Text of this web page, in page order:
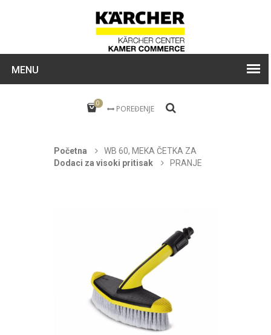
MENU
0
POREĐENJE
Početna
Dodaci za visoki pritisak
WB 60, MEKA ČETKA ZA
PRANJE